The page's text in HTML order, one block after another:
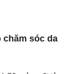
chăm sóc da